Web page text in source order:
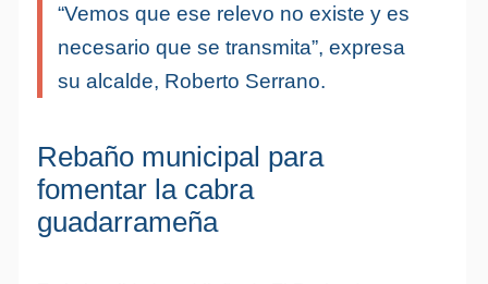
“Vemos que ese relevo no existe y es
necesario que se transmita”, expresa
su alcalde, Roberto Serrano.
Rebaño municipal para
fomentar la cabra
guadarrameña